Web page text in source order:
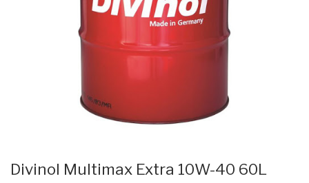
Divinol Multimax Extra 10W-40 60L